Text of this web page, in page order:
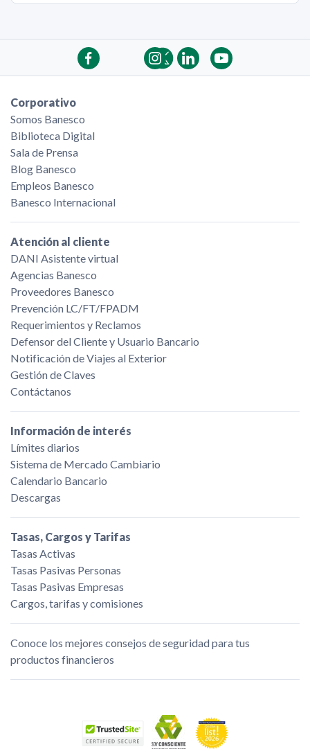
Corporativo
Somos Banesco
Biblioteca Digital
Sala de Prensa
Blog Banesco
Empleos Banesco
Banesco Internacional
Atención al cliente
DANI Asistente virtual
Agencias Banesco
Proveedores Banesco
Prevención LC/FT/FPADM
Requerimientos y Reclamos
Defensor del Cliente y Usuario Bancario
Notificación de Viajes al Exterior
Gestión de Claves
Contáctanos
Información de interés
Límites diarios
Sistema de Mercado Cambiario
Calendario Bancario
Descargas
Tasas, Cargos y Tarifas
Tasas Activas
Tasas Pasivas Personas
Tasas Pasivas Empresas
Cargos, tarifas y comisiones
Conoce los mejores consejos de seguridad para tus
productos financieros